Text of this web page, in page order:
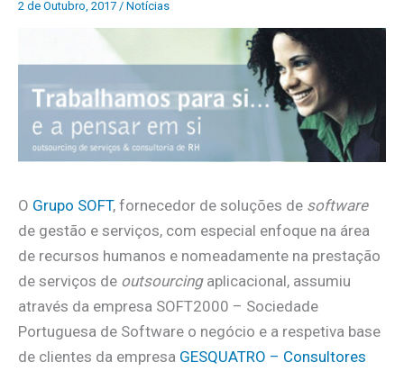
2 de Outubro, 2017 / Notícias
O Grupo SOFT, fornecedor de soluções de software
de gestão e serviços, com especial enfoque na área
de recursos humanos e nomeadamente na prestação
de serviços de outsourcingaplicacional, assumiu
através da empresa SOFT2000 – Sociedade
Portuguesa de Software o negócio e a respetiva base
de clientes da empresa GESQUATRO – Consultores